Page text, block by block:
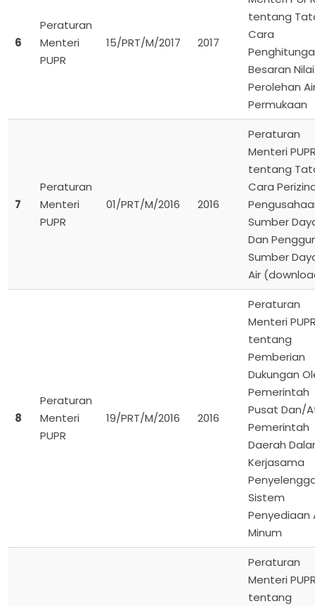
6
Peraturan
Menteri
PUPR
15/PRT/M/2017 2017
tentang
Cara
Besaran Nilai
Perolehan
Permukaan
7
Peraturan
Menteri
PUPR
01/PRT/M/2016 2016
Peraturan
Menteri
tentang
Cara
Sumber
Dan
Sumber
Air
8
Peraturan
Menteri
PUPR
19/PRT/M/2016 2016
Peraturan
Menteri
tentang
Pemberian
Dukungan
Pemerintah
Pusat Dan/
Pemerintah
Daerah
Kerjasama
Sistem
Penyediaan
Minum
Peraturan
Menteri
tentang